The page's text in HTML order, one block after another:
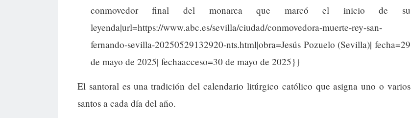
conmovedor final del monarca que marcó el inicio de su
leyenda|url=https://www.abc.es/sevilla/ciudad/conmovedora-muerte-rey-san-
fernando-sevilla-20250529132920-nts.html|obra=Jesús Pozuelo (Sevilla)| fecha=29
de mayo de 2025| fechaacceso=30 de mayo de 2025}}
El santoral es una tradición del calendario litúrgico católico que asigna uno o varios
santos a cada día del año.